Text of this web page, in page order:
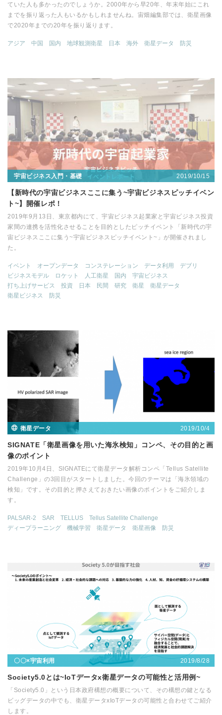
ていた人も多かったのでしょうか。2000年から早20年、年末年始にこれ
までを振り返った人もいるかもしれませんね。宙畑編集部では、衛星画像
で2020年までの20年を振り返ります。
アジア 中国 国内 地球観測衛星 日本 海外 衛星データ 防災
宇宙ビジネス入門・基礎 2019/10/15
【新時代の宇宙ビジネスここに集う~宇宙ビジネスピッチイベン
ト~】開催レポ！
2019年9月13日、東京都内にて、宇宙ビジネス起業家と宇宙ビジネス投資
家間の連携を活性化させることを目的としたピッチイベント「新時代の宇
宙ビジネスここに集う~宇宙ビジネスピッチイベント~」が開催されまし
た。
イベント オープンデータ コンステレーション データ利用
デブリ
ビジネスモデル
ロケット 人工衛星 国内
宇宙ビジネス
打ち上げサービス
投資 日本 民間 研究 衛星
衛星データ
衛星ビジネス
防災
衛星データ 2019/10/4
SIGNATE「衛星画像を用いた海氷検知」コンペ、その目的と画
像のポイント
2019年10月4日、SIGNATEにて衛星データ解析コンペ「Tellus Satellite
Challenge」の3回目がスタートしました。今回のテーマは「海氷領域の
検知」です。その目的と押さえておきたい画像のポイントをご紹介しま
す。
PALSAR-2 SAR TELLUS
Tellus Satellite Challenge
ディープラーニング
機械学習 衛星データ 衛星画像 防災
〇〇×宇宙利用 2019/8/28
Society5.0とは~IoTデータx衛星データの可能性と活用例~
「Society5.0」という日本政府構想の概要について、その構想の鍵となる
ビッグデータの中でも、衛星データxIoTデータの可能性と合わせてご紹介
します。